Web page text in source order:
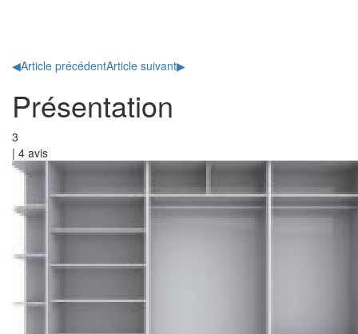
◀Article précédentArticle suivant▶
Présentation
3
| 4 avis